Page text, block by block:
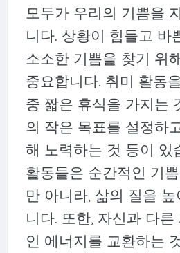
모두가 우리의 기쁨을
니다. 상황이 힘들고 바
소소한 기쁨을 찾기 위
중요합니다. 취미 활동
중 짧은 휴식을 가지는
의 작은 목표를 설정하
해 노력하는 것 등이 있
활동들은 순간적인 기
만 아니라, 삶의 질을
니다. 또한, 자신과 다
인 에너지를 교환하는